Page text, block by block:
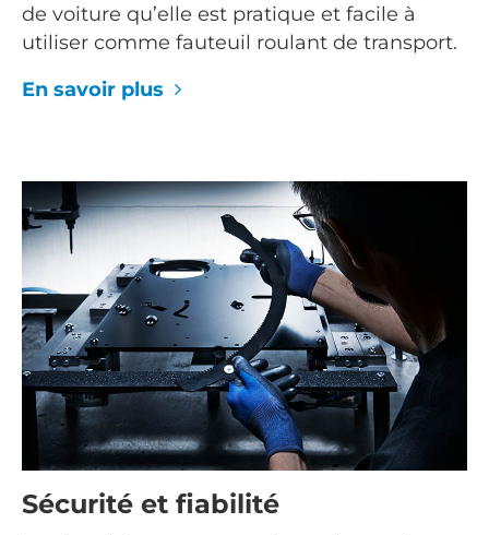
de voiture qu’elle est pratique et facile à
utiliser comme fauteuil roulant de transport.
En savoir plus
Sécurité et fiabilité